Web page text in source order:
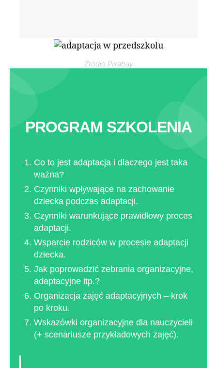
Źródło Pixabay
PROGRAM SZKOLENIA
Co to jest adaptacja i dlaczego jest taka
ważna?
Czynniki wpływające na zachowanie
dziecka podczas adaptacji.
Czynniki warunkujące prawidłowy proces
adaptacji.
Wsparcie rodziców w procesie adaptacji
dziecka.
Jak poprowadzić zebrania organizacyjne,
adaptacyjne itp.?
Organizacja zajęć adaptacyjnych – krok
po kroku.
Wskazówki organizacyjne dla nauczycieli
(+ scenariusze przykładowych zajęć).